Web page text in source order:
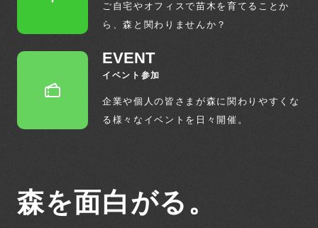
ご自宅やオフィスで苗木を育てることか
ら、森と関わりませんか？
EVENT
イベント参加
企業や個人の皆さまが森に関わりやすくな
る 様々なイベントを日々開催。
森を面白がる。